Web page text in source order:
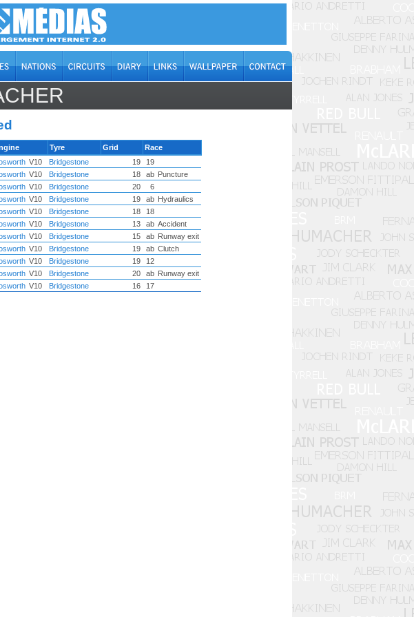
Tyre Grid
Race
V10 Bridgestone 19
19
V10 Bridgestone 18 ab Puncture
V10 Bridgestone 20
6
V10 Bridgestone 19 ab Hydraulics
V10 Bridgestone 18
18
V10 Bridgestone 13 ab Accident
V10 Bridgestone 15 ab Runway exit
V10 Bridgestone 19 ab Clutch
V10 Bridgestone 19
12
V10 Bridgestone 20 ab Runway exit
V10 Bridgestone 16 17